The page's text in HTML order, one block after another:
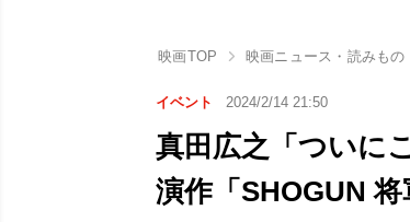
映画TOP 映画ニュース・読みもの
イベント 2024/2/14 21:50
真田広之「ついに
演作「SHOGUN